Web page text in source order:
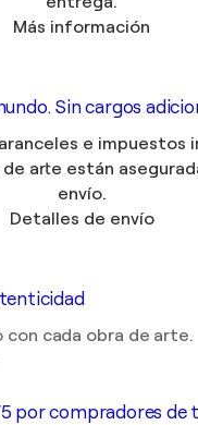
Más información
Sin cargos
e impuestos
arte están
envío.
Detalles de envío
con cada obra de arte.
por compradores de